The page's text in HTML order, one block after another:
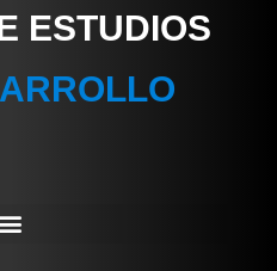
ESTUDIOS